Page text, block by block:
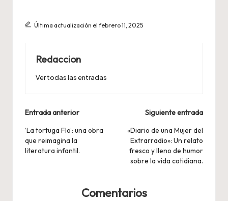
Última actualización el febrero 11, 2025
Redaccion
Ver todas las entradas
Navegación
de
entradas
Entrada anterior
‘La tortuga Flo’: una obra
que reimagina la
literatura infantil.
Siguiente entrada
«Diario de una Mujer del
Extrarradio»: Un relato
fresco y lleno de humor
sobre la vida cotidiana.
Comentarios